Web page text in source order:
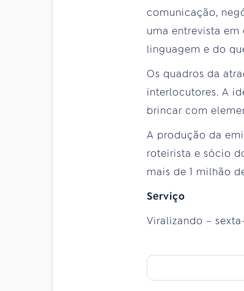
comunicação,
uma entrevista
linguagem e do
Os quadros da
interlocutores. A
brincar com
A produção da
roteirista e sócio
mais de 1 milhão
Serviço
Viralizando –